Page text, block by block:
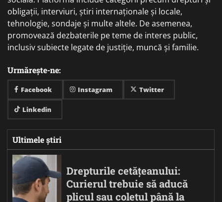
obligații, interviuri, știri internaționale și locale,
tehnologie, sondaje și multe altele. De asemenea,
promovează dezbaterile pe teme de interes public,
inclusiv subiecte legate de justiție, muncă și familie.
Urmărește-ne:
Facebook Instagram Twitter
Linkedin
Ultimele știri
Drepturile cetățeanului:
Curierul trebuie să aducă
plicul sau coletul până la